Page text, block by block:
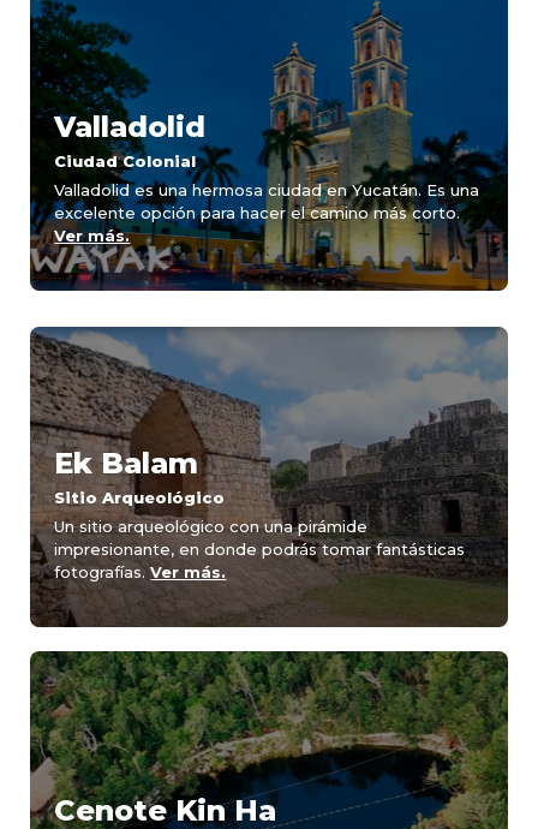
Valladolid
Ciudad Colonial
Valladolid es una hermosa ciudad en Yucatán. Es una
excelente opción para hacer el camino más corto.
Ver más.
Ek Balam
Sitio Arqueológico
Un sitio arqueológico con una pirámide
impresionante, en donde podrás tomar fantásticas
fotografías.Ver más.
Cenote Kin Ha